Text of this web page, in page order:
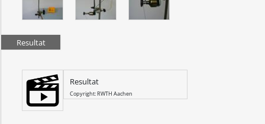
Resultat
Resultat
Copyright: RWTH Aachen